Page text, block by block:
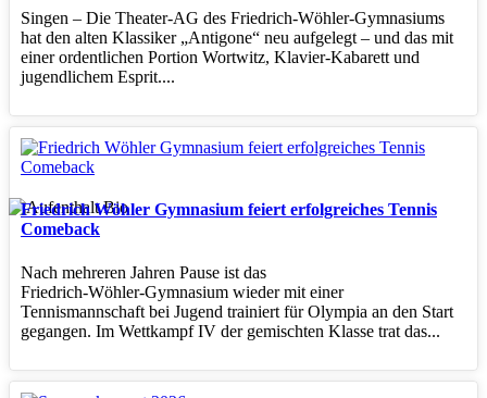
Singen – Die Theater‑AG des Friedrich‑Wöhler‑Gymnasiums
hat den alten Klassiker „Antigone“ neu aufgelegt – und das mit
einer ordentlichen Portion Wortwitz, Klavier‑Kabarett und
jugendlichem Esprit....
Friedrich Wöhler Gymnasium feiert erfolgreiches Tennis
Comeback
Nach mehreren Jahren Pause ist das
Friedrich‑Wöhler‑Gymnasium wieder mit einer
Tennismannschaft bei Jugend trainiert für Olympia an den Start
gegangen. Im Wettkampf IV der gemischten Klasse trat das...